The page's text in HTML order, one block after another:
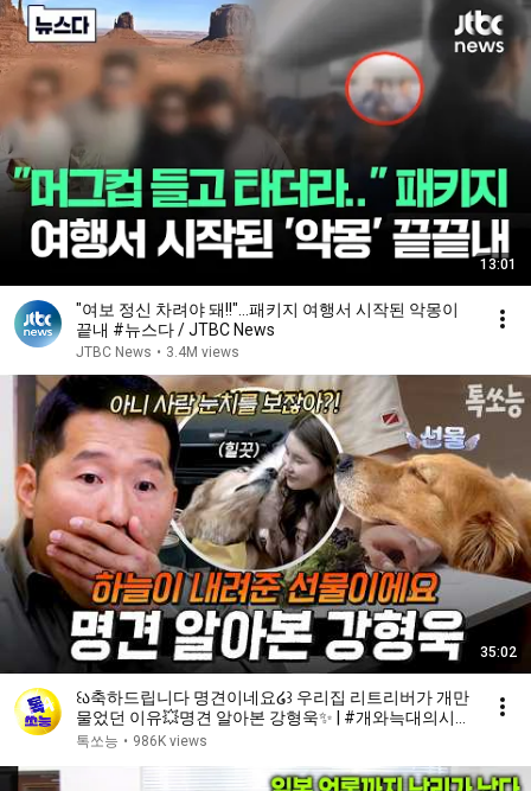
13:01
"여보 정신 차려야 돼!!"…패키지 여행서 시작된 악몽이
끝내 #뉴스다 / JTBC News
JTBC News • 3.4M views
35:02
꒰ა축하드립니다 명견이네요໒꒱ 우리집 리트리버가 개만
물었던 이유💥명견 알아본 강형욱✨ | #개와늑대의시간
2 6회
톡쏘능 • 986K views